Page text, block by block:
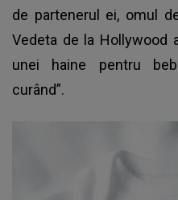
de partenerul ei, omul
Vedeta de la Hollywood
unei haine pentru
curând”.